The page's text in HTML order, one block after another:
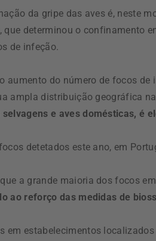
da gripe das aves é, neste
que determinou o confinamento
de infeção.
aumento do número de focos
ampla distribuição geográfica
e aves domésticas, é
detetados este ano, em
a grande maioria dos focos
ao reforço das medidas de
em estabelecimentos